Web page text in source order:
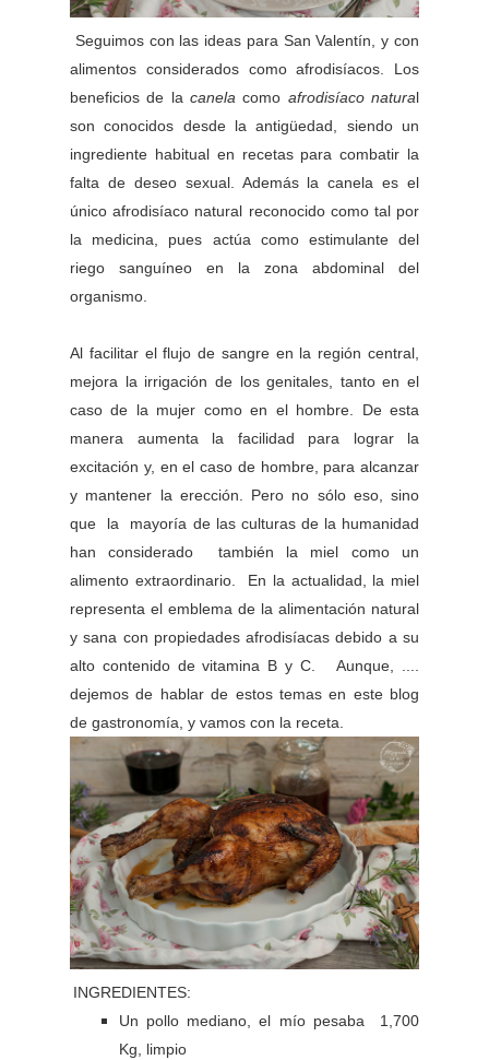
Seguimos con las ideas para San Valentín, y con
alimentos considerados como afrodisíacos. Los
beneficios de la canelacomo afrodisíaco natural
son conocidos desde la antigüedad, siendo un
ingrediente habitual en recetas para combatir la
falta de deseo sexual. Además la canela es el
único afrodisíaco natural reconocido como tal por
la medicina, pues actúa como estimulante del
riego sanguíneo en la zona abdominal del
organismo.
Al facilitar el flujo de sangre en la región central,
mejora la irrigación de los genitales, tanto en el
caso de la mujer como en el hombre. De esta
manera aumenta la facilidad para lograr la
excitación y, en el caso de hombre, para alcanzar
y mantener la erección. Pero no sólo eso, sino
que la mayoría de las culturas de la humanidad
han considerado también la miel como un
alimento extraordinario. En la actualidad, la miel
representa el emblema de la alimentación natural
y sana con propiedades afrodisíacas debido a su
alto contenido de vitamina B y C. Aunque, ....
dejemos de hablar de estos temas en este blog
de gastronomía, y vamos con la receta.
INGREDIENTES:
Un pollo mediano, el mío pesaba 1,700
Kg, limpio